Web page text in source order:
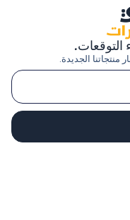
التوقعات.
الجديدة.